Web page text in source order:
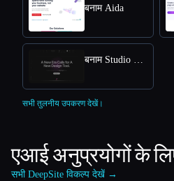
बनाम Aida
बनाम Studio Design
सभी तुलनीय उपकरण देखें।
एआई अनुप्रयोगों के
सभी DeepSite विकल्प देखें →